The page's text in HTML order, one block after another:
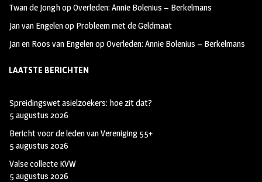
Twan de JonghopOverleden: Annie Bolenius – Berkelmans
Jan van Engelenop Probleem met de Geldmaat
Jan en Roos van EngelenopOverleden: Annie Bolenius – Berkelmans
LAATSTE BERICHTEN
Spreidingswet asielzoekers: hoe zit dat?
5 augustus 2026
Bericht voor de leden van Vereniging 55+
5 augustus 2026
Valse collecte KVW
5 augustus 2026